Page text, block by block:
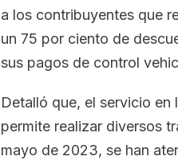
a los contribuyentes que
un 75 por ciento de
sus pagos de control
Detalló que, el servicio
permite realizar diversos
mayo de 2023, se han